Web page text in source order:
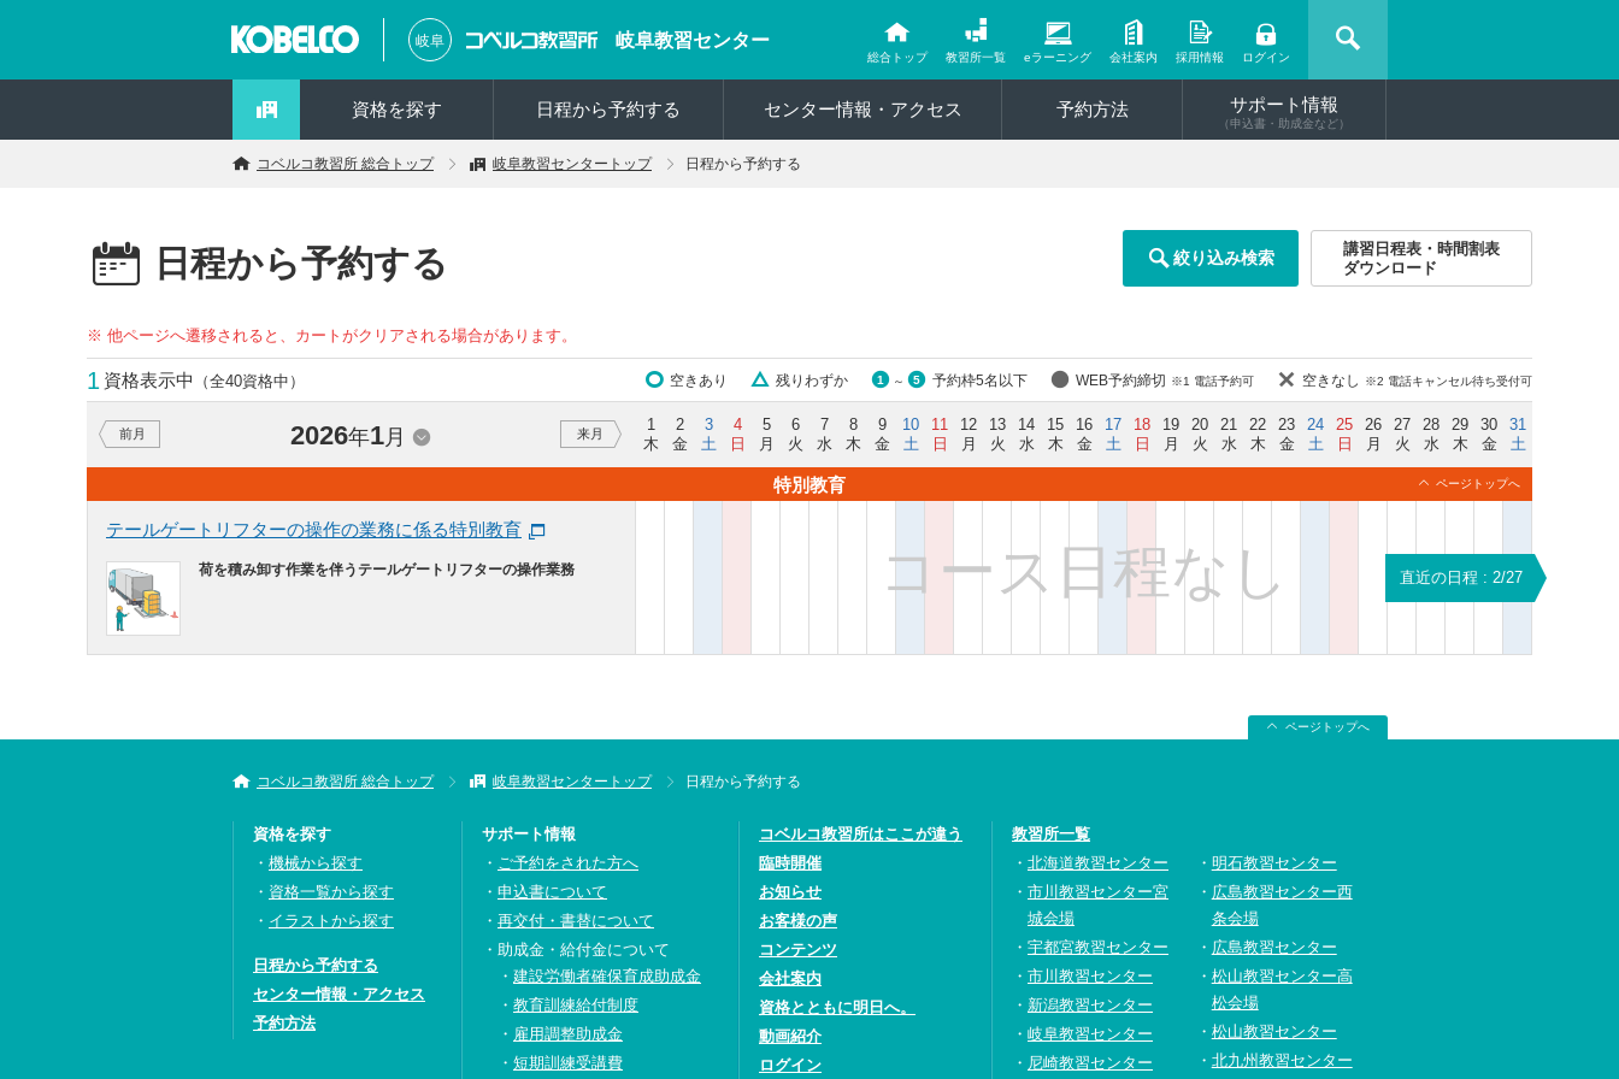
岐阜 岐阜教習センター
総合トップ 教習所一覧 eラーニング 会社案内 採用情報 ログイン
資格を探す 日程から予約する センター情報・アクセス 予約方法 サポート情報
（申込書・助成金など）
コベルコ教習所 総合トップ 岐阜教習センタートップ 日程から予約する
日程から予約する 絞り込み検索
講習日程表・時間割表
ダウンロード
※ 他ページへ遷移されると、カートがクリアされる場合があります。
1 資格表示中 （全40資格中） 空きあり 残りわずか 1 ～ 5 予約枠5名以下 WEB予約締切 ※1 電話予約可 空きなし ※2 電話キャンセル待ち受付可
前月 2026年1月 来月
1
木
2
金
3
土
4
日
5
月
6
火
7
水
8
木
9
金
10
土
11
日
12
月
13
火
14
水
15
木
16
金
17
土
18
日
19
月
20
火
21
水
22
木
23
金
24
土
25
日
26
月
27
火
28
水
29
木
30
金
31
土
特別教育 ページトップへ
テールゲートリフターの操作の業務に係る特別教育
荷を積み卸す作業を伴うテールゲートリフターの操作業務 コース日程なし 直近の日程 : 2/27
ページトップへ
コベルコ教習所 総合トップ 岐阜教習センタートップ 日程から予約する
資格を探す
機械から探す
資格一覧から探す
イラストから探す
日程から予約する
センター情報・アクセス
予約方法
サポート情報
ご予約をされた方へ
申込書について
再交付・書替について
助成金・給付金について
建設労働者確保育成助成金
教育訓練給付制度
雇用調整助成金
短期訓練受講費
コベルコ教習所はここが違う
臨時開催
お知らせ
お客様の声
コンテンツ
会社案内
資格とともに明日へ。
動画紹介
ログイン
教習所一覧
北海道教習センター
市川教習センター宮
城会場
宇都宮教習センター
市川教習センター
新潟教習センター
岐阜教習センター
尼崎教習センター
明石教習センター
広島教習センター西
条会場
広島教習センター
松山教習センター高
松会場
松山教習センター
北九州教習センター